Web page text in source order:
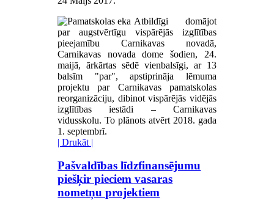
Atbildīgi domājot
par augstvērtīgu vispārējās izglītības
pieejamību Carnikavas novadā,
Carnikavas novada dome šodien, 24.
maijā, ārkārtas sēdē vienbalsīgi, ar 13
balsīm "par", apstiprināja lēmuma
projektu par Carnikavas pamatskolas
reorganizāciju, dibinot vispārējās vidējās
izglītības iestādi – Carnikavas
vidusskolu. To plānots atvērt 2018. gada
1. septembrī.
| Drukāt |
Pašvaldības līdzfinansējumu
piešķir pieciem vasaras
nometņu projektiem